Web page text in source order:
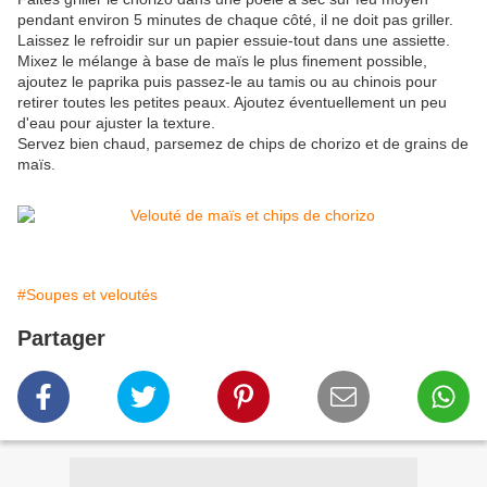
pendant environ 5 minutes de chaque côté, il ne doit pas griller.
Laissez le refroidir sur un papier essuie-tout dans une assiette.
Mixez le mélange à base de maïs le plus finement possible,
ajoutez le paprika puis passez-le au tamis ou au chinois pour
retirer toutes les petites peaux. Ajoutez éventuellement un peu
d'eau pour ajuster la texture.
Servez bien chaud, parsemez de chips de chorizo et de grains de
maïs.
#Soupes et veloutés
Partager